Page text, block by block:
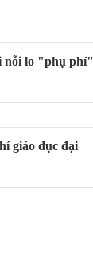
nỗi lo "phụ phí"
giáo dục đại